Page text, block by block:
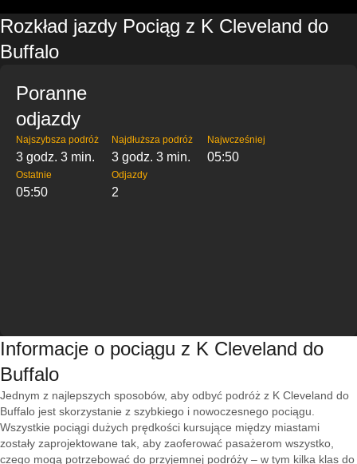
Rozkład jazdy Pociąg z K Cleveland do
Buffalo
Poranne
odjazdy
Najszybsza podróż
3 godz. 3 min.
Najdłuższa podróż
3 godz. 3 min.
Najwcześniej
05:50
Ostatnie
05:50
Odjazdy
2
Informacje o pociągu z K Cleveland do
Buffalo
Jednym z najlepszych sposobów, aby odbyć podróż z K Cleveland do
Buffalo jest skorzystanie z szybkiego i nowoczesnego pociągu.
Wszystkie pociągi dużych prędkości kursujące między miastami
zostały zaprojektowane tak, aby zaoferować pasażerom wszystko,
czego mogą potrzebować do przyjemnej podróży – w tym kilka klas do